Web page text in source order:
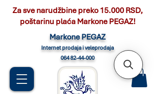
Markone PEGAZ
Internet prodaja i veleprodaja
064 82-44-000
Za sve narudžbine preko 15.000 RSD,
poštarinu plaća Markone PEGAZ!